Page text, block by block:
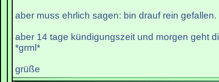
aber muss ehrlich sagen: bin drauf rein gefallen.
aber 14 tage kündigungszeit und morgen geht
*grml*
grüße